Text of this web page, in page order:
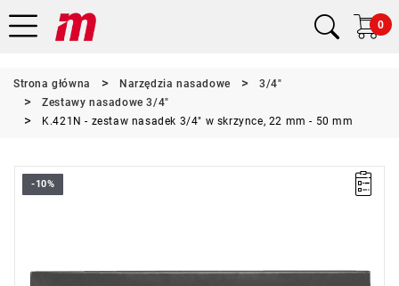
0
Strona główna Narzędzia nasadowe
3/4"
Zestawy nasadowe 3/4"
K.421N - zestaw nasadek 3/4" w skrzynce, 22 mm - 50 mm
-10%